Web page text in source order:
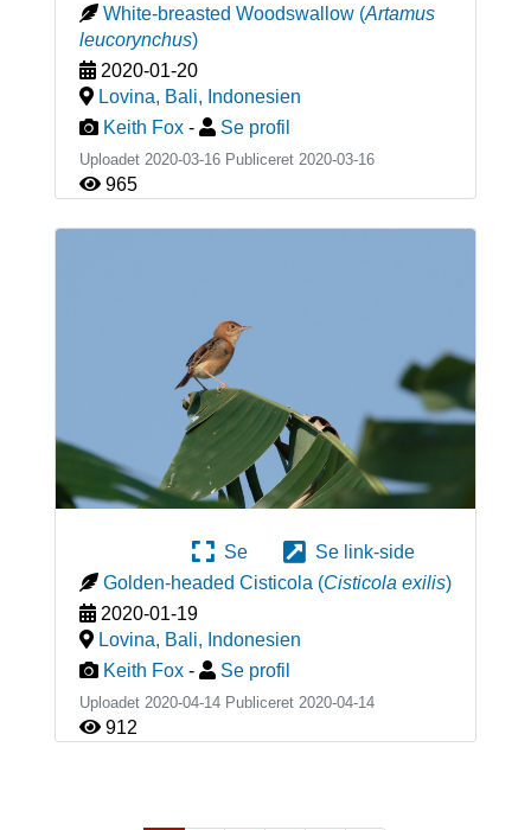
White-breasted Woodswallow (Artamus
leucorynchus)
2020-01-20
Lovina, Bali, Indonesien
Keith Fox - Se profil
Uploadet 2020-03-16 Publiceret 2020-03-16
965
Se
Se link-side
Golden-headed Cisticola (Cisticola exilis)
2020-01-19
Lovina, Bali, Indonesien
Keith Fox - Se profil
Uploadet 2020-04-14 Publiceret 2020-04-14
912